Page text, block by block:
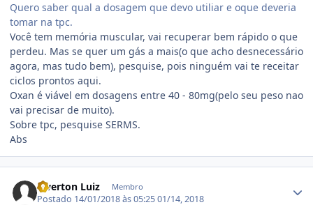
Quero saber qual a dosagem que devo utiliar e oque deveria
tomar na tpc.
Você tem memória muscular, vai recuperar bem rápido o que
perdeu. Mas se quer um gás a mais(o que acho desnecessário
agora, mas tudo bem), pesquise, pois ninguém vai te receitar
ciclos prontos aqui.
Oxan é viável em dosagens entre 40 - 80mg(pelo seu peso nao
vai precisar de muito).
Sobre tpc, pesquise SERMS.
Abs
Ewerton Luiz Membro
Postado 14/01/2018 às 05:2501/14, 2018